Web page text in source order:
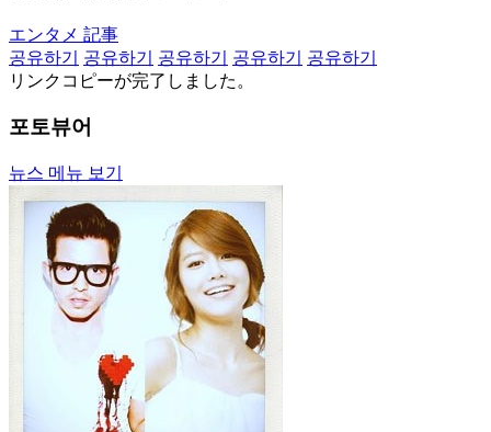
エンタメ 記事
공유하기
공유하기 공유하기 공유하기
공유하기
リンクコピーが完了しました。
포토뷰어
뉴스 메뉴 보기